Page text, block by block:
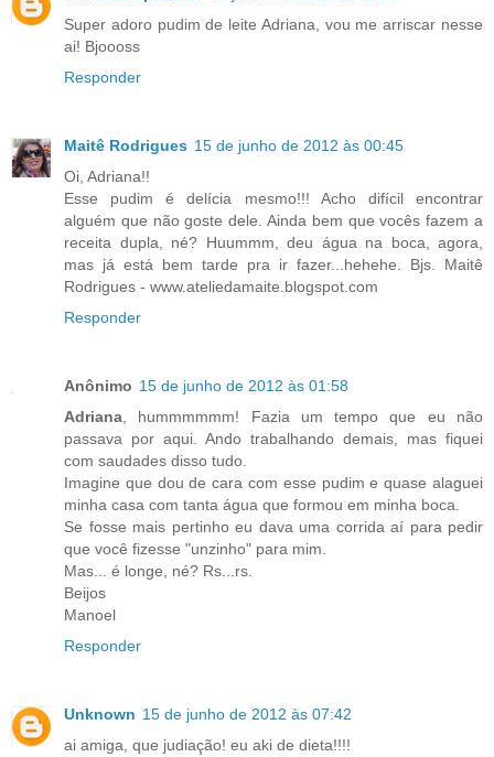
Super adoro pudim de leite Adriana, vou me arriscar nesse
ai! Bjoooss
Responder
Maitê Rodrigues 15 de junho de 2012 às 00:45
Oi, Adriana!!
Esse pudim é delícia mesmo!!! Acho difícil encontrar
alguém que não goste dele. Ainda bem que vocês fazem a
receita dupla, né? Huummm, deu água na boca, agora,
mas já está bem tarde pra ir fazer...hehehe. Bjs. Maitê
Rodrigues - www.ateliedamaite.blogspot.com
Responder
Anônimo 15 de junho de 2012 às 01:58
Adriana, hummmmmm! Fazia um tempo que eu não
passava por aqui. Ando trabalhando demais, mas fiquei
com saudades disso tudo.
Imagine que dou de cara com esse pudim e quase alaguei
minha casa com tanta água que formou em minha boca.
Se fosse mais pertinho eu dava uma corrida aí para pedir
que você fizesse "unzinho" para mim.
Mas... é longe, né? Rs...rs.
Beijos
Manoel
Responder
Unknown 15 de junho de 2012 às 07:42
ai amiga, que judiação! eu aki de dieta!!!!